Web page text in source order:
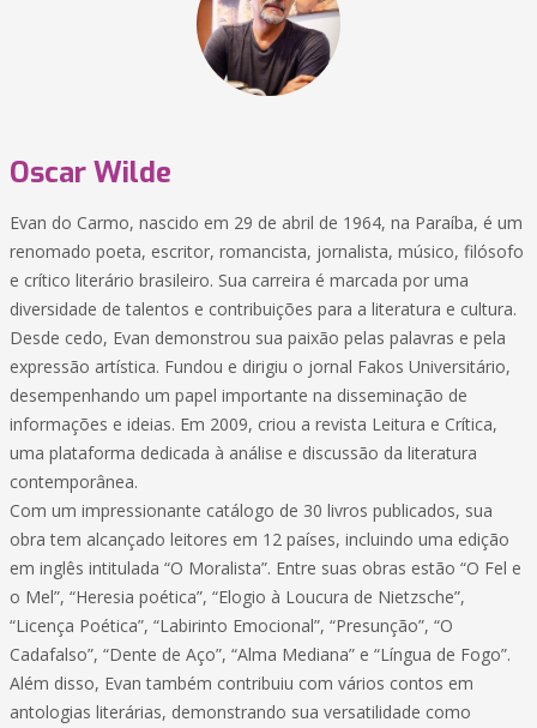
Oscar Wilde
Evan do Carmo, nascido em 29 de abril de 1964, na Paraíba, é um
renomado poeta, escritor, romancista, jornalista, músico, filósofo
e crítico literário brasileiro. Sua carreira é marcada por uma
diversidade de talentos e contribuições para a literatura e cultura.
Desde cedo, Evan demonstrou sua paixão pelas palavras e pela
expressão artística. Fundou e dirigiu o jornal Fakos Universitário,
desempenhando um papel importante na disseminação de
informações e ideias. Em 2009, criou a revista Leitura e Crítica,
uma plataforma dedicada à análise e discussão da literatura
contemporânea.
Com um impressionante catálogo de 30 livros publicados, sua
obra tem alcançado leitores em 12 países, incluindo uma edição
em inglês intitulada “O Moralista”. Entre suas obras estão “O Fel e
o Mel”, “Heresia poética”, “Elogio à Loucura de Nietzsche”,
“Licença Poética”, “Labirinto Emocional”, “Presunção”, “O
Cadafalso”, “Dente de Aço”, “Alma Mediana” e “Língua de Fogo”.
Além disso, Evan também contribuiu com vários contos em
antologias literárias, demonstrando sua versatilidade como